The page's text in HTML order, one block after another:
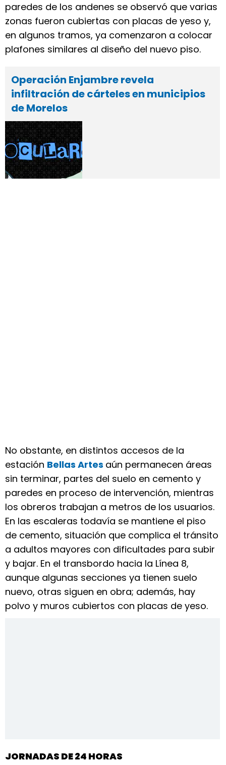
paredes de los andenes se observó que varias
zonas fueron cubiertas con placas de yeso y,
en algunos tramos, ya comenzaron a colocar
plafones similares al diseño del nuevo piso.
Operación Enjambre revela
infiltración de cárteles en municipios
de Morelos
No obstante, en distintos accesos de la
estación Bellas Artes aún permanecen áreas
sin terminar, partes del suelo en cemento y
paredes en proceso de intervención, mientras
los obreros trabajan a metros de los usuarios.
En las escaleras todavía se mantiene el piso
de cemento, situación que complica el tránsito
a adultos mayores con dificultades para subir
y bajar. En el transbordo hacia la Línea 8,
aunque algunas secciones ya tienen suelo
nuevo, otras siguen en obra; además, hay
polvo y muros cubiertos con placas de yeso.
JORNADAS DE 24 HORAS